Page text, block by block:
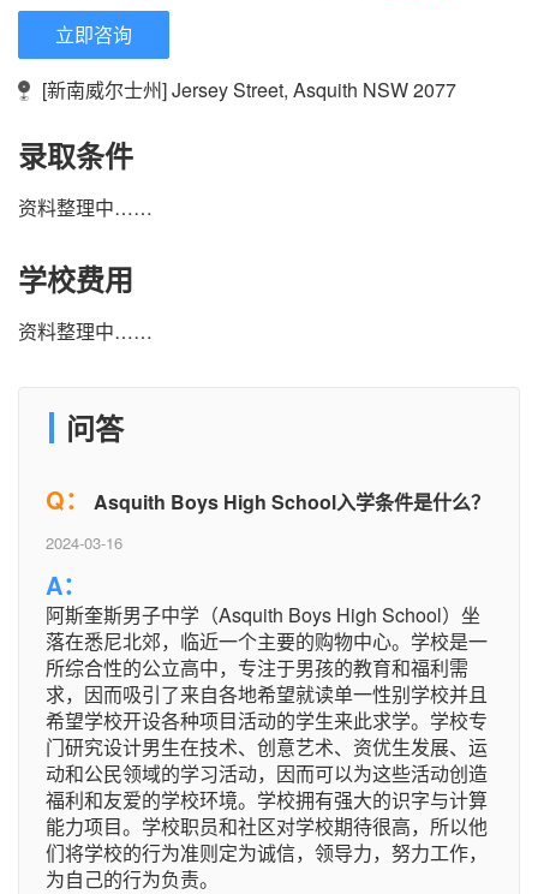
立即咨询
[新南威尔士州] Jersey Street, Asquith NSW 2077
录取条件
资料整理中……
学校费用
资料整理中……
问答
Q： Asquith Boys High School入学条件是什么？
2024-03-16
A：
阿斯奎斯男子中学（Asquith Boys High School）坐
落在悉尼北郊，临近一个主要的购物中心。学校是一
所综合性的公立高中，专注于男孩的教育和福利需
求，因而吸引了来自各地希望就读单一性别学校并且
希望学校开设各种项目活动的学生来此求学。学校专
门研究设计男生在技术、创意艺术、资优生发展、运
动和公民领域的学习活动，因而可以为这些活动创造
福利和友爱的学校环境。学校拥有强大的识字与计算
能力项目。学校职员和社区对学校期待很高，所以他
们将学校的行为准则定为诚信，领导力，努力工作，
为自己的行为负责。